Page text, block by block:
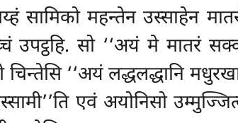
सामिको महन्तेन उस्साहेन
उपट्ठहि. सो ‘‘अयं मे मातरं
‘‘अयं लद्धलद्धानि
एवं अयोनिसो